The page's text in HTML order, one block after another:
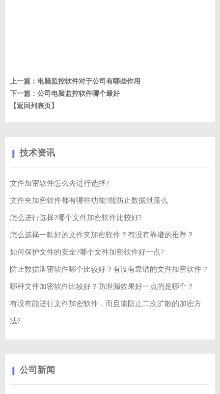
上一篇： 电脑监控软件对于公司有哪些作用
下一篇： 公司电脑监控软件哪个最好
【返回列表页】
技术资讯
文件加密软件怎么去进行选择?
文件夹加密软件都有哪些功能?能防止数据泄露么
怎么进行选择?哪个文件加密软件比较好?
怎么选择一款好的文件夹加密软件？有没有靠谱的推荐？
如何保护文件的安全?哪个文件加密软件好一点?
防止数据泄密软件哪个比较好？有没有靠谱的文件加密软件？
哪种文件加密软件比较好？防泄漏效果好一点的是哪个？
有没有能进行文件加密软件，而且能防止二次扩散的加密方
法?
公司新闻